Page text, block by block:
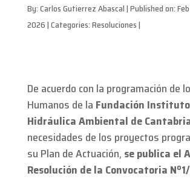
By:Carlos Gutierrez Abascal|Published on:
2026|Categories:Resoluciones|
De acuerdo con la programación de
Humanos de la Fundación
Hidráulica Ambiental de
necesidades de los proyectos
su Plan de Actuación, se publica el
Resolución de la Convocatoria Nº1